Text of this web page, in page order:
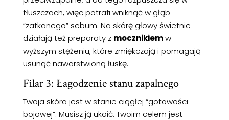
tłuszczach, więc potrafi wniknąć w głąb
“zatkanego” sebum. Na skórę głowy świetnie
działają też preparaty z mocznikiemw
wyższym stężeniu, które zmiękczają i pomagają
usunąć nawarstwioną łuskę.
Filar 3: Łagodzenie stanu zapalnego
Twoja skóra jest w stanie ciągłej “gotowości
bojowej”. Musisz ją ukoić. Twoim celem jest